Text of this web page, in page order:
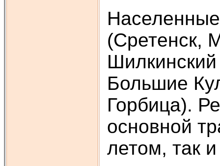
(Сретенск,
Большие
Горбица).
основной
летом, так